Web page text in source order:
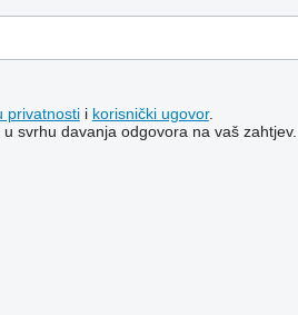
privatnostii korisnički ugovor.
svrhu davanja odgovora na vaš zahtjev.